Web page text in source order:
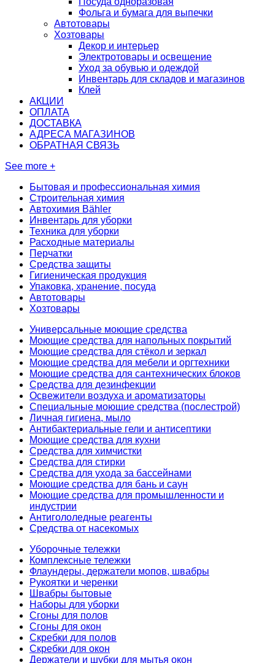
Фольга и бумага для выпечки
Автотовары
Хозтовары
Декор и интерьер
Электротовары и освещение
Уход за обувью и одеждой
Инвентарь для складов и магазинов
Клей
АКЦИИ
ОПЛАТА
ДОСТАВКА
АДРЕСА МАГАЗИНОВ
ОБРАТНАЯ СВЯЗЬ
See more +
Бытовая и профессиональная химия
Строительная химия
Автохимия Bähler
Инвентарь для уборки
Техника для уборки
Расходные материалы
Перчатки
Средства защиты
Гигиеническая продукция
Упаковка, хранение, посуда
Автотовары
Хозтовары
Универсальные моющие средства
Моющие средства для напольных покрытий
Моющие средства для стёкол и зеркал
Моющие средства для мебели и оргтехники
Моющие средства для сантехнических блоков
Средства для дезинфекции
Освежители воздуха и ароматизаторы
Специальные моющие средства (послестрой)
Личная гигиена, мыло
Антибактериальные гели и антисептики
Моющие средства для кухни
Средства для химчистки
Средства для стирки
Средства для ухода за бассейнами
Моющие средства для бань и саун
Моющие средства для промышленности и
индустрии
Антигололедные реагенты
Средства от насекомых
Уборочные тележки
Комплексные тележки
Флаундеры, держатели мопов, швабры
Рукоятки и черенки
Швабры бытовые
Наборы для уборки
Сгоны для полов
Сгоны для окон
Скребки для полов
Скребки для окон
Держатели и шубки для мытья окон